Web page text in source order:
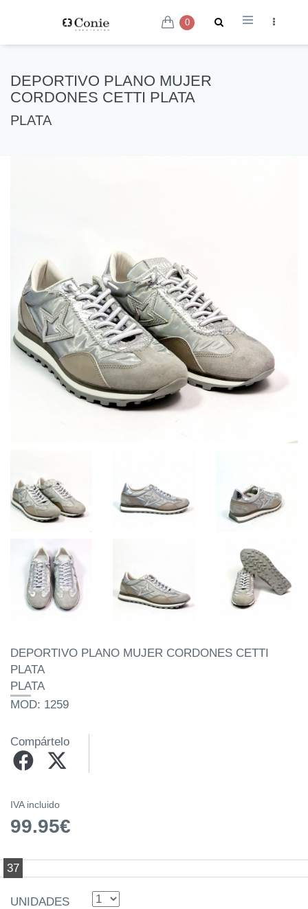
0
DEPORTIVO PLANO MUJER
CORDONES CETTI PLATA
PLATA
DEPORTIVO PLANO MUJER CORDONES CETTI
PLATA
PLATA
MOD: 1259
Compártelo
IVA incluido
99.95€
37
UNIDADES